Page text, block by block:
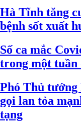
Hà Tĩnh tăng
bệnh sốt xuất
Số ca mắc
trong một tuần
Phó Thủ
gọi lan tỏa
tạng